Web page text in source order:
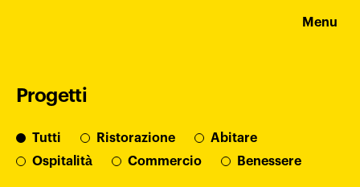
Menu
Progetti
Tutti Ristorazione
Abitare
Ospitalità
Commercio Benessere